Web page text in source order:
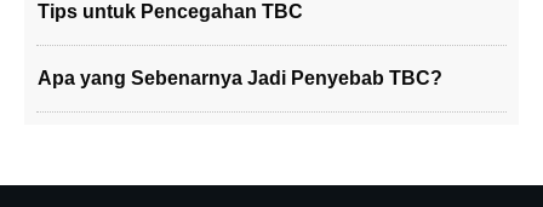
Tips untuk Pencegahan TBC
Apa yang Sebenarnya Jadi Penyebab TBC?